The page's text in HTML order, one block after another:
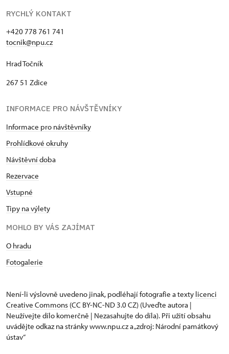
RYCHLÝ KONTAKT
+420 778 761 741
tocnik@npu.cz
Hrad Točník
267 51 Zdice
INFORMACE PRO NÁVŠTĚVNÍKY
Informace pro návštěvníky
Prohlídkové okruhy
Návštěvní doba
Rezervace
Vstupné
Tipy na výlety
MOHLO BY VÁS ZAJÍMAT
O hradu
Fotogalerie
Není-li výslovně uvedeno jinak, podléhají fotografie a texty licenci
Creative Commons (CC BY-NC-ND 3.0 CZ) (Uveďte autora |
Neužívejte dílo komerčně | Nezasahujte do díla). Při užití obsahu
uvádějte odkaz na stránky www.npu.cz a „zdroj: Národní památkový
ústav“